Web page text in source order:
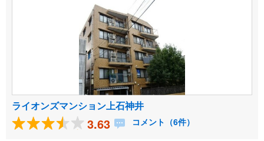
ライオンズマンション上石神井
3.63 コメント（6件）